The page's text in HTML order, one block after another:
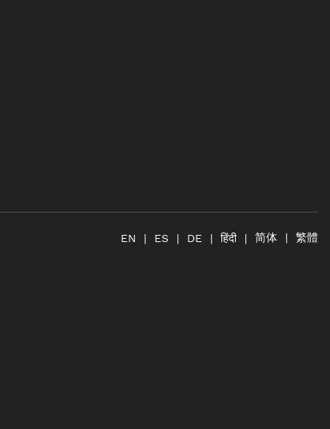
EN ES DE हिंदी 简体 繁體